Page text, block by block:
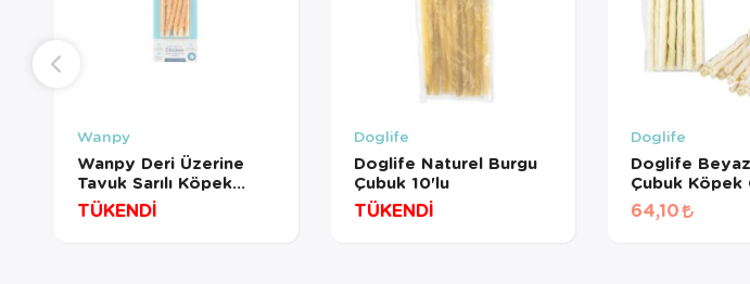
Wanpy
Wanpy Deri Üzerine
Tavuk Sarılı Köpek
Ödülü 85 Gr
TÜKENDİ
Doglife
Doglife Naturel Burgu
Çubuk 10'lu
TÜKENDİ
Doglife
Doglife
Çubuk Köpek
Kemiği 10lu
64,10